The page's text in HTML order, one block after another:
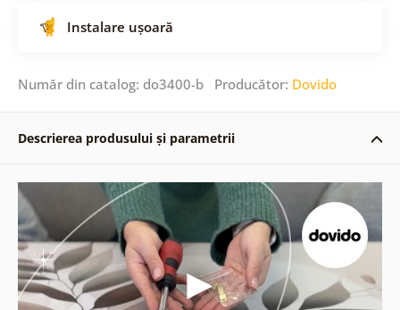
Instalare ușoară
Număr din catalog: do3400-b Producător: Dovido
Descrierea produsului și parametrii